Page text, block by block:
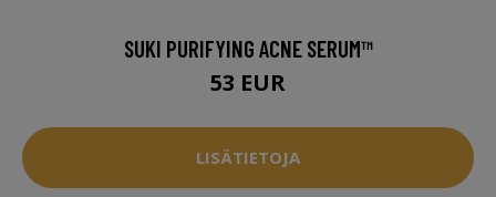
SUKI PURIFYING ACNE SERUM™
53 EUR
LISÄTIETOJA